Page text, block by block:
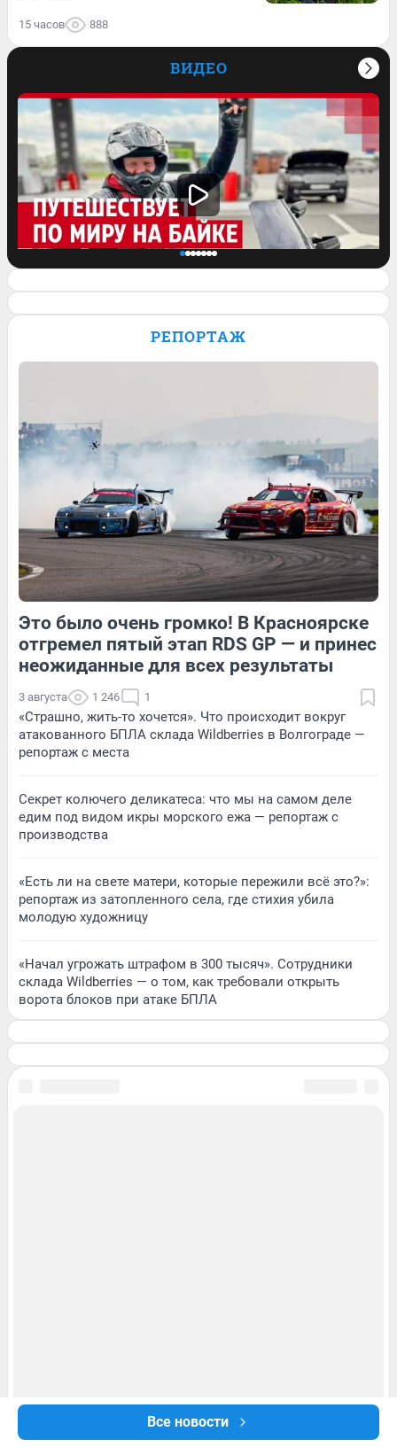
Все новости
15 часов 888
ВИДЕО
Европе: как байкер путешествует по
Обсудить 16 Обсудить
11 Обсудить 2 Обсудить
РЕПОРТАЖ
Это было очень громко! В Красноярске
отгремел пятый этап RDS GP — и принес
неожиданные для всех результаты
3 августа 1 246 1
«Страшно, жить-то хочется». Что происходит вокруг
атакованного БПЛА склада Wildberries в Волгограде —
репортаж с места
Секрет колючего деликатеса: что мы на самом деле
едим под видом икры морского ежа — репортаж с
производства
«Есть ли на свете матери, которые пережили всё это?»:
репортаж из затопленного села, где стихия убила
молодую художницу
«Начал угрожать штрафом в 300 тысяч». Сотрудники
склада Wildberries — о том, как требовали открыть
ворота блоков при атаке БПЛА